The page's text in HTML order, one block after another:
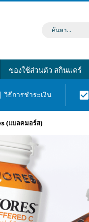
ของใช้ส่วนตัว สกินแคร์
วิธีการชำระเงิน check_box
(แบลคมอร์ส)